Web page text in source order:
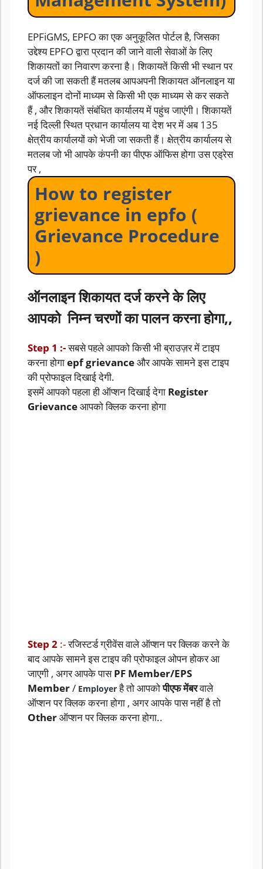
EPFiGMS, EPFO ​​का एक अनुकूलित पोर्टल है, जिसका
उद्देश्य EPFO ​​द्वारा प्रदान की जाने वाली सेवाओं के लिए
शिकायतों का निवारण करना है। शिकायतें किसी भी स्थान पर
दर्ज की जा सकती हैं मतलब आपअपनी शिकायत ऑनलाइन या
ऑफलाइन दोनों माध्यम से किसी भी एक माध्यम से कर सकते
हैं , और शिकायतें संबंधित कार्यालय में पहुंच जाएंगी। शिकायतें
नई दिल्ली स्थित प्रधान कार्यालय या देश भर में अब 135
क्षेत्रीय कार्यालयों को भेजी जा सकती हैं। क्षेत्रीय कार्यालय से
मतलब जो भी आपके कंपनी का पीएफ ऑफिस होगा उस एड्रेस
पर ,
How to register
grievance in epfo (
Grievance Procedure
)
ऑनलाइन शिकायत दर्ज करने के लिए
आपको निम्न चरणों का पालन करना होगा,,
Step 1 :-सबसे पहले आपको किसी भी ब्राउज़र में टाइप
करना होगाepf grievanceऔर आपके सामने इस टाइप
की प्रोफाइल दिखाई देगी.
इसमें आपको पहला ही ऑप्शन दिखाई देगा Register
Grievanceआपको क्लिक करना होगा
Step 2 :-रजिस्टर्ड ग्रीवेंस वाले ऑप्शन पर क्लिक करने के
बाद आपके सामने इस टाइप की प्रोफाइल ओपन होकर आ
जाएगी , अगर आपके पासPF Member/EPS
Member/ Employer है तो आपकोपीएफ मेंबरवाले
ऑप्शन पर क्लिक करना होगा , अगर आपके पास नहीं है तो
Otherऑप्शन पर क्लिक करना होगा..